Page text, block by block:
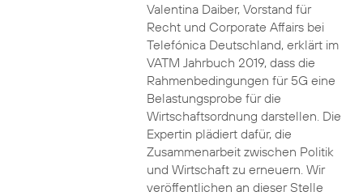
Valentina Daiber, Vorstand für
Recht und Corporate Affairs bei
Telefónica Deutschland, erklärt im
VATM Jahrbuch 2019, dass die
Rahmenbedingungen für 5G eine
Belastungsprobe für die
Wirtschaftsordnung darstellen. Die
Expertin plädiert dafür, die
Zusammenarbeit zwischen Politik
und Wirtschaft zu erneuern. Wir
veröffentlichen an dieser Stelle